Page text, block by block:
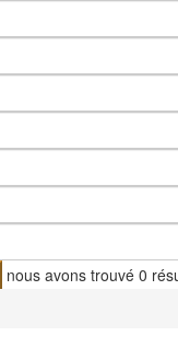
nous avons trouvé 0